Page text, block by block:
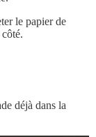
le papier de
déjà dans la